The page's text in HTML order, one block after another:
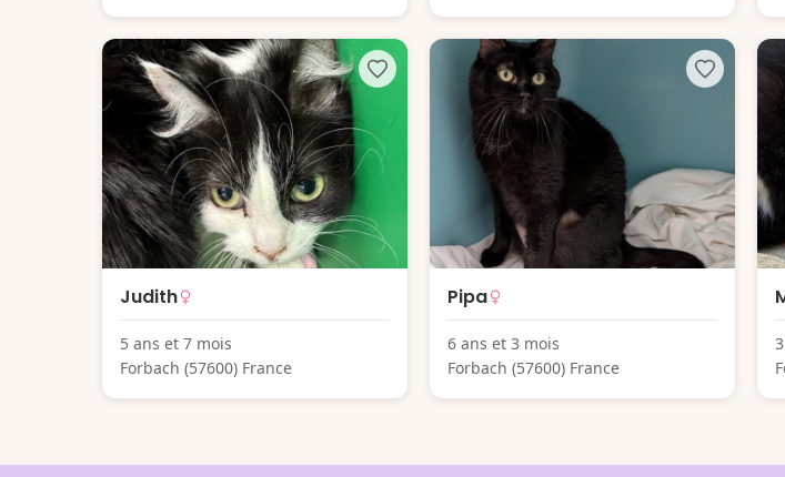
Judith
5 ans et 7 mois
Forbach (57600) France
Pipa
6 ans et 3 mois
Forbach (57600) France